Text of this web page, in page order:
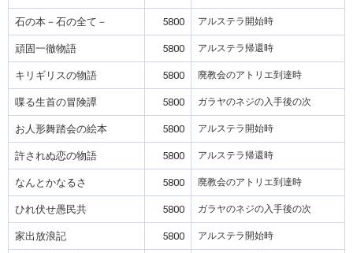
石の本－石の全て－ 5800 アルステラ開始時
頑固一徹物語 5800 アルステラ帰還時
キリギリスの物語 5800 廃教会のアトリエ到達時
喋る生首の冒険譚 5800 ガラヤのネジの入手後の次
お人形舞踏会の絵本 5800 アルステラ開始時
許されぬ恋の物語 5800 アルステラ帰還時
なんとかなるさ 5800 廃教会のアトリエ到達時
ひれ伏せ愚民共 5800 ガラヤのネジの入手後の次
家出放浪記 5800 アルステラ開始時